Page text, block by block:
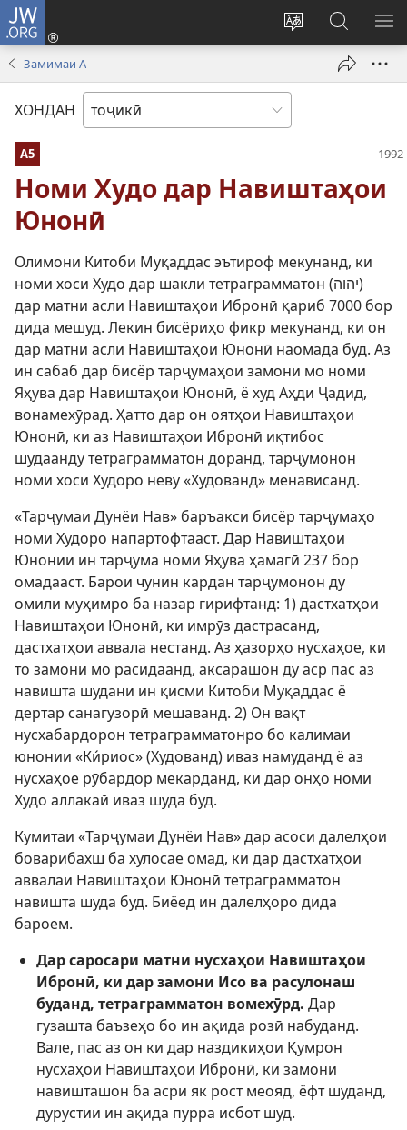
JW.ORG
Иваз
кардани
забони
Даромадан
(дар
кушода
Ҷустуҷӯ
дар
сайти
Замимаи А
ХОНДАН
А5
Номи Худо дар Навиштаҳои
Юнонӣ
Олимони Китоби Муқаддас эътироф мекунанд, ки
номи хоси Худо дар шакли тетраграмматон (יהוה)
дар матни асли Навиштаҳои Ибронӣ қариб 7000 бор
дида мешуд. Лекин бисёриҳо фикр мекунанд, ки он
дар матни асли Навиштаҳои Юнонӣ наомада буд. Аз
ин сабаб дар бисёр тарҷумаҳои замони мо номи
Яҳува дар Навиштаҳои Юнонӣ, ё худ Аҳди Ҷадид,
вонамехӯрад. Ҳатто дар он оятҳои Навиштаҳои
Юнонӣ, ки аз Навиштаҳои Ибронӣ иқтибос
шудаанду тетраграмматон доранд, тарҷумонон
номи хоси Худоро неву «Худованд» менависанд.
«Тарҷумаи Дунёи Нав» баръакси бисёр тарҷумаҳо
номи Худоро напартофтааст. Дар Навиштаҳои
Юнонии ин тарҷума номи Яҳува ҳамагӣ 237 бор
омадааст. Барои чунин кардан тарҷумонон ду
омили муҳимро ба назар гирифтанд: 1) дастхатҳои
Навиштаҳои Юнонӣ, ки имрӯз дастрасанд,
дастхатҳои аввала нестанд. Аз ҳазорҳо нусхаҳое, ки
то замони мо расидаанд, аксарашон ду аср пас аз
навишта шудани ин қисми Китоби Муқаддас ё
дертар санагузорӣ мешаванд. 2) Он вақт
нусхабардорон тетраграмматонро бо калимаи
юнонии «Ки́риос» (Худованд) иваз намуданд ё аз
нусхаҳое рӯбардор мекарданд, ки дар онҳо номи
Худо аллакай иваз шуда буд.
Кумитаи «Тарҷумаи Дунёи Нав» дар асоси далелҳои
боварибахш ба хулосае омад, ки дар дастхатҳои
аввалаи Навиштаҳои Юнонӣ тетраграмматон
навишта шуда буд. Биёед ин далелҳоро дида
бароем.
Дар саросари матни нусхаҳои Навиштаҳои
Ибронӣ, ки дар замони Исо ва расулонаш
буданд, тетраграмматон вомехӯрд. Дар
гузашта баъзеҳо бо ин ақида розӣ набуданд.
Вале, пас аз он ки дар наздикиҳои Қумрон
нусхаҳои Навиштаҳои Ибронӣ, ки замони
навишташон ба асри як рост меояд, ёфт шуданд,
дурустии ин ақида пурра исбот шуд.